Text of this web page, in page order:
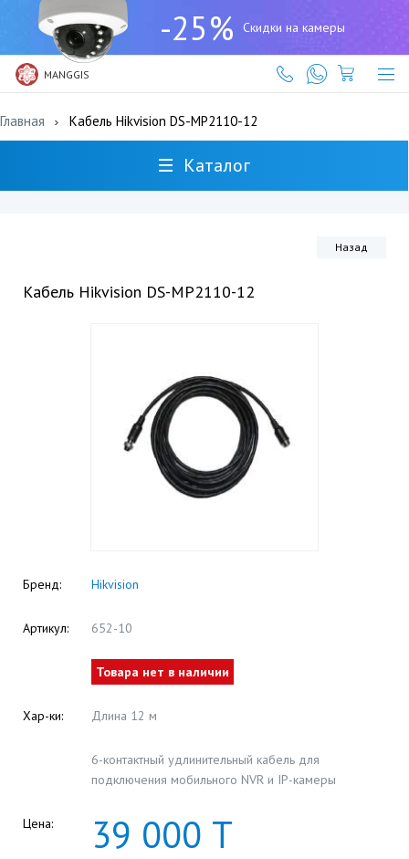
-25% Скидки на камеры
MANGGIS
(727)
317-
61-
61
Главная Кабель Hikvision DS-MP2110-12
Каталог
Назад
Кабель Hikvision DS-MP2110-12
Бренд: Hikvision
Артикул: 652-10
Товара нет в наличии
Хар-ки: Длина 12 м
6-контактный удлинительный кабель для
подключения мобильного NVR и IP-камеры
Цена: 39 000 Т